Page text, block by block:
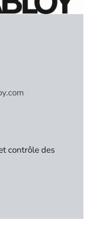
contrôle des